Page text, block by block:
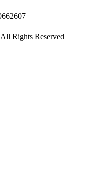
All Rights Reserved